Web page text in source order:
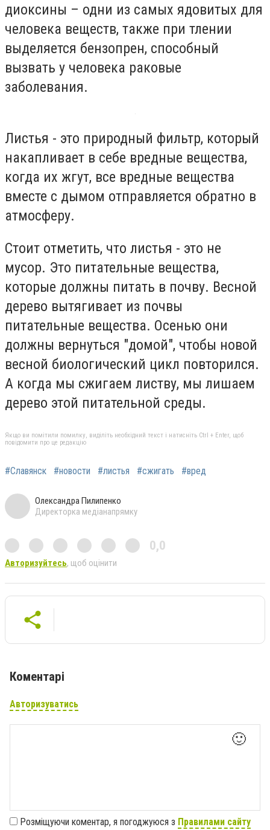
диоксины – одни из самых ядовитых для
человека веществ, также при тлении
выделяется бензопрен, способный
вызвать у человека раковые
заболевания.
Листья - это природный фильтр, который
накапливает в себе вредные вещества,
когда их жгут, все вредные вещества
вместе с дымом отправляется обратно в
атмосферу.
Стоит отметить, что листья - это не
мусор. Это питательные вещества,
которые должны питать в почву. Весной
дерево вытягивает из почвы
питательные вещества. Осенью они
должны вернуться "домой", чтобы новой
весной биологический цикл повторился.
А когда мы сжигаем листву, мы лишаем
дерево этой питательной среды.
Якщо ви помітили помилку, виділіть необхідний текст і натисніть Ctrl + Enter, щоб
повідомити про це редакцію
#Славянск #новости #листья #сжигать #вред
Олександра Пилипенко
Директорка медіанапрямку
0,0
Авторизуйтесь, щоб оцінити
Коментарі
Авторизуватись
🙂
Розміщуючи коментар, я погоджуюся з Правилами сайту